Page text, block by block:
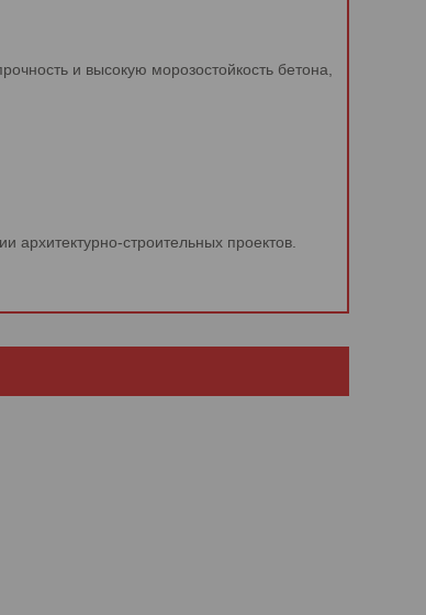
и высокую морозостойкость бетона,
строительных проектов.